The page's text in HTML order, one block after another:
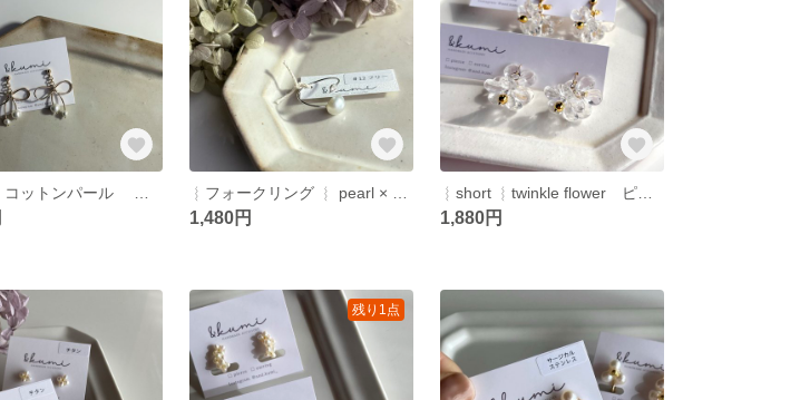
1,480円 1,880円
残り1点